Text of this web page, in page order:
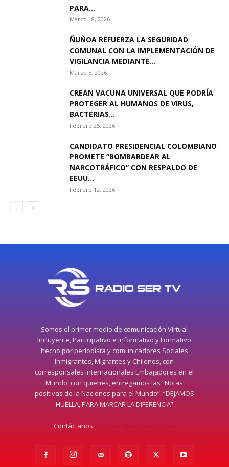
PARA...
Marzo 18, 2026
ÑUÑOA REFUERZA LA SEGURIDAD
COMUNAL CON LA IMPLEMENTACIÓN DE
VIGILANCIA MEDIANTE...
Marzo 5, 2026
CREAN VACUNA UNIVERSAL QUE PODRÍA
PROTEGER AL HUMANOS DE VIRUS,
BACTERIAS...
Febrero 25, 2026
CANDIDATO PRESIDENCIAL COLOMBIANO
PROMETE “BOMBARDEAR AL
NARCOTRÁFICO” CON RESPALDO DE
EEUU...
Febrero 12, 2026
Somos el primer medio de comunicación Virtual
Incluyente, Participativo e Informativo y Formativo
hecho por periodista y comunicadores Sociales
Inmigrantes, Migrantes y Chilenos, con
corresponsales internacionales Embajadores en el
Mundo, con quienes, entregamos las “Notas
positivas de la Naciones para el Mundo”. “DEJAMOS
HUELLA, PARA MARCAR LA DIFERENCIA”
Contáctanos: